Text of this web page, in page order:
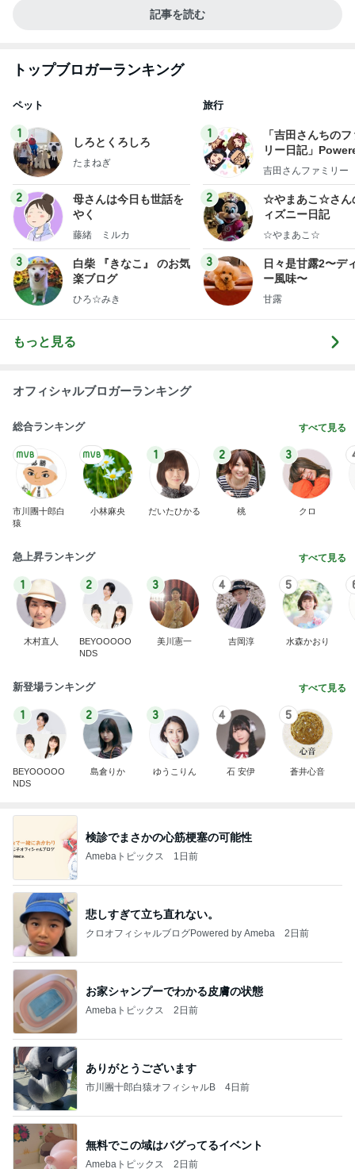
記事を読む
トップブロガーランキング
ペット
1
しろとくろしろ
たまねぎ
2
母さんは今日も世話を
やく
藤緒 ミルカ
3
白柴 『きなこ』 のお気
楽ブログ
ひろ☆みき
旅行
1
「吉田さんちの
リー日記」
y Ameba 吉田さ
ログ
吉田さんファミリー
2
☆やまあこ☆さん
ィズニー日記
☆やまあこ☆
3
日々是甘露2〜デ
ー風味〜
甘露
もっと見る
オフィシャルブロガーランキング
総合ランキング すべて見る
市川團十郎白
猿
小林麻央
1
だいたひかる
2
桃
3
クロ
急上昇ランキング すべて見る
1
木村直人
2
BEYOOOOO
NDS
3
美川憲一
4
吉岡淳
5
水森かおり
新登場ランキング すべて見る
1
BEYOOOOO
NDS
2
島倉りか
3
ゆうこりん
4
石 安伊
5
蒼井心音
検診でまさかの心筋梗塞の可能性
Amebaトピックス 1日前
悲しすぎて立ち直れない。
クロオフィシャルブログPowered by Ameba 2日前
お家シャンプーでわかる皮膚の状態
Amebaトピックス 2日前
ありがとうございます
市川團十郎白猿オフィシャルB 4日前
無料でこの域はバグってるイベント
Amebaトピックス 2日前